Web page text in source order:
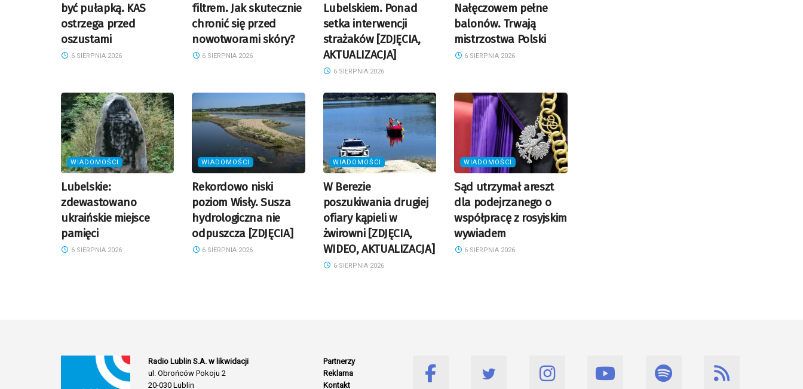
być pułapką. KAS
ostrzega przed
oszustami
6 SIERPNIA 2026
filtrem. Jak skutecznie
chronić się przed
nowotworami skóry?
6 SIERPNIA 2026
Lubelskiem. Ponad
setka interwencji
strażaków [ZDJĘCIA,
AKTUALIZACJA]
6 SIERPNIA 2026
Nałęczowem pełne
balonów. Trwają
mistrzostwa Polski
6 SIERPNIA 2026
WIADOMOŚCI
Lubelskie:
zdewastowano
ukraińskie miejsce
pamięci
6 SIERPNIA 2026
WIADOMOŚCI
Rekordowo niski
poziom Wisły. Susza
hydrologiczna nie
odpuszcza [ZDJĘCIA]
6 SIERPNIA 2026
WIADOMOŚCI
W Berezie
poszukiwania drugiej
ofiary kąpieli w
żwirowni [ZDJĘCIA,
WIDEO, AKTUALIZACJA]
6 SIERPNIA 2026
WIADOMOŚCI
Sąd utrzymał areszt
dla podejrzanego o
współpracę z rosyjskim
wywiadem
6 SIERPNIA 2026
Radio Lublin S.A. w likwidacji
ul. Obrońców Pokoju 2
20-030 Lublin
Partnerzy
Reklama
Kontakt